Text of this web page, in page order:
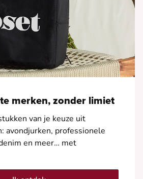
merken, zonder limiet
van je keuze uit
avondjurken, professionele
en meer… met